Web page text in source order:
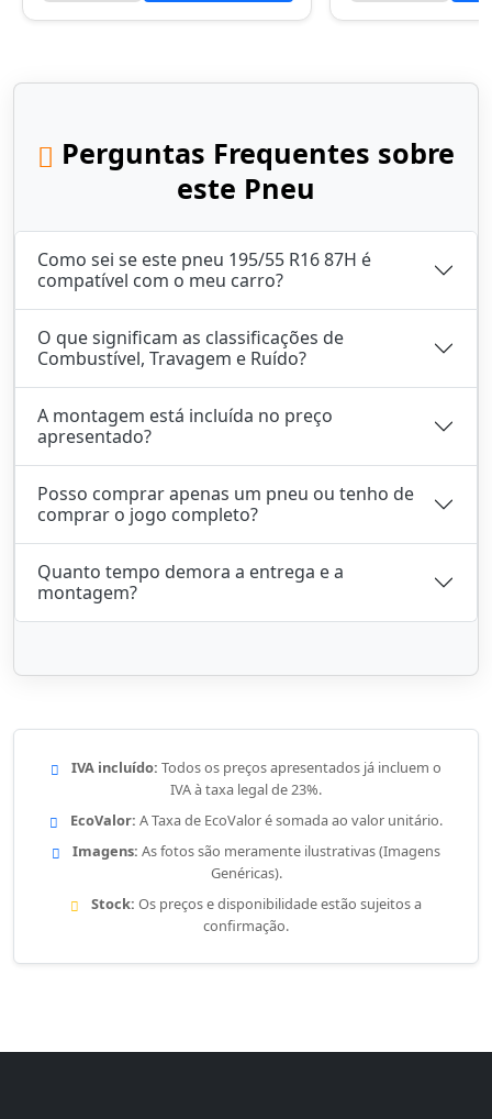
Perguntas Frequentes sobre
este Pneu
Como sei se este pneu 195/55 R16 87H é
compatível com o meu carro?
O que significam as classificações de
Combustível, Travagem e Ruído?
A montagem está incluída no preço
apresentado?
Posso comprar apenas um pneu ou tenho de
comprar o jogo completo?
Quanto tempo demora a entrega e a
montagem?
IVA incluído: Todos os preços apresentados já incluem o
IVA à taxa legal de 23%.
EcoValor: A Taxa de EcoValor é somada ao valor unitário.
Imagens: As fotos são meramente ilustrativas (Imagens
Genéricas).
Stock: Os preços e disponibilidade estão sujeitos a
confirmação.